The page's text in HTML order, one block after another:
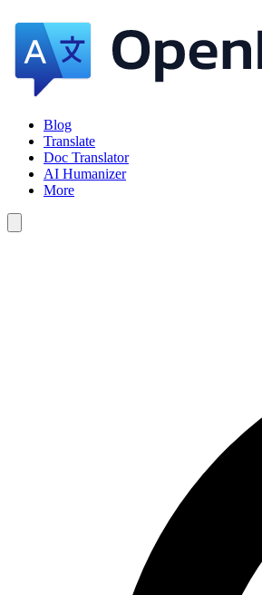
Blog
Translate
Doc Translator
AI Humanizer
More